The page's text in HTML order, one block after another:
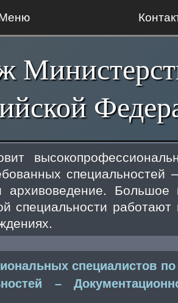
специальностей
архивоведение. Большое
специальности
специалистов
–